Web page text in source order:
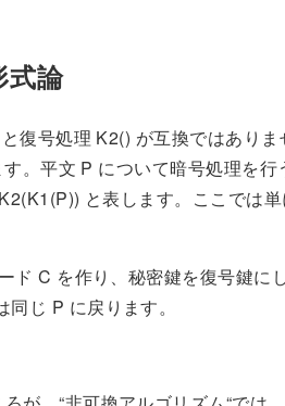
式論
復号処理 K2() が互換ではあり
。平文 P について暗号処理を行
と表します。ここでは
ド C を作り、秘密鍵を復号鍵に
じ P に戻ります。